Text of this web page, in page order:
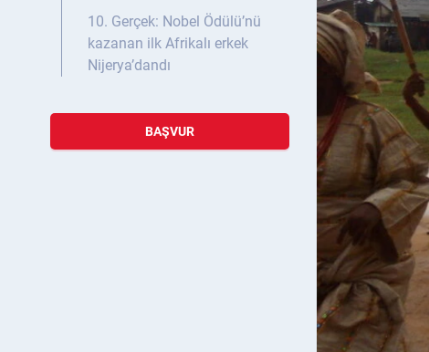
10. Gerçek: Nobel Ödülü’nü
kazanan ilk Afrikalı erkek
Nijerya’dandı
BAŞVUR